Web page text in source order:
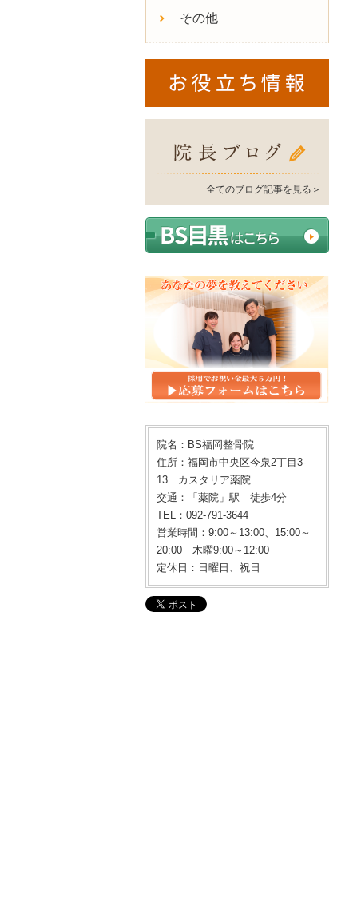
その他
全てのブログ記事を見る＞
院名：BS福岡整骨院
住所：福岡市中央区今泉2丁目3-
13 カスタリア薬院
交通：「薬院」駅 徒歩4分
TEL：092-791-3644
営業時間：9:00～13:00、15:00～
20:00 木曜9:00～12:00
定休日：日曜日、祝日